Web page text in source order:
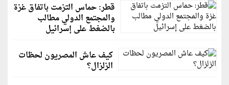
قطر: حماس التزمت باتفاق غزة
والمجتمع الدولي مطالب
بالضغط على إسرائيل
كيف عاش المصريون لحظات
الزلزال؟